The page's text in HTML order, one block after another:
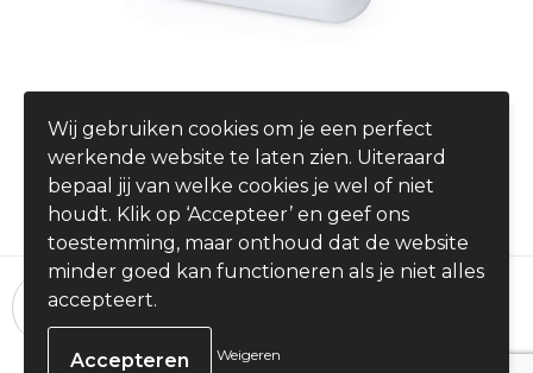
Power Bank Oordopjes Molik
vanaf € 16,20
24 uur per dag, 7 dagen per week
Bestellingen plaatsen
Wij gebruiken cookies om je een perfect
werkende website te laten zien. Uiteraard
bepaal jij van welke cookies je wel of niet
houdt. Klik op ‘Accepteer’ en geef ons
toestemming, maar onthoud dat de website
minder goed kan functioneren als je niet alles
accepteert.
Weigeren